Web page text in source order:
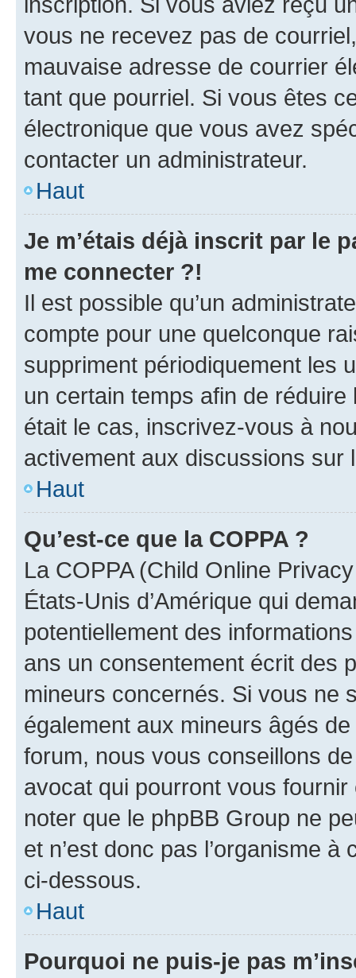
vous ne recevez pas de
mauvaise adresse de courrier
tant que pourriel. Si vous êtes
électronique que vous avez
contacter un administrateur.
Haut
Je m’étais déjà inscrit par le
me connecter ?!
Il est possible qu’un
compte pour une quelconque
suppriment périodiquement les
un certain temps afin de
était le cas, inscrivez-vous à
activement aux discussions sur
Haut
Qu’est-ce que la COPPA ?
La COPPA (Child Online
États-Unis d’Amérique qui
potentiellement des
ans un consentement écrit des
mineurs concernés. Si vous ne
également aux mineurs âgés
forum, nous vous conseillons
avocat qui pourront vous
noter que le phpBB Group ne
et n’est donc pas l’organisme
ci-dessous.
Haut
Pourquoi ne puis-je pas